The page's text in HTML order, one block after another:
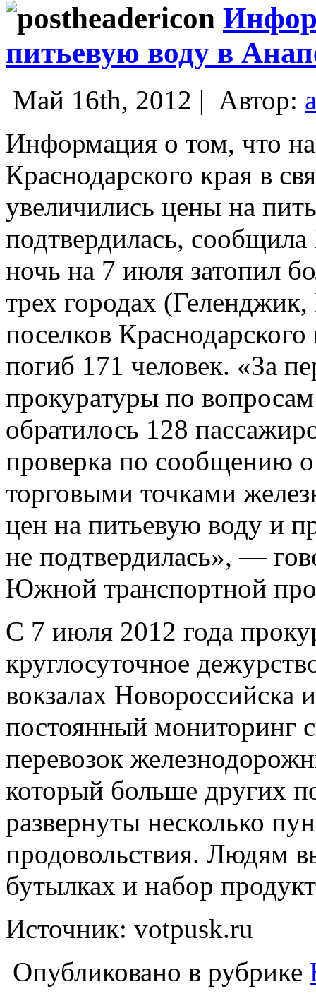
питьевую воду в
Май 16th, 2012 | Автор:
Информация о том, что
Краснодарского края в
увеличились цены на
подтвердилась,
ночь на 7 июля затопил
трех городах
поселков Краснодарского
погиб 171 человек. «За
прокуратуры по вопросам
обратилось 128
проверка по сообщению
торговыми точками
цен на питьевую воду и
не подтвердилась», —
Южной транспортной
С 7 июля 2012 года
круглосуточное
вокзалах Новороссийска
постоянный мониторинг
перевозок
который больше других
развернуты несколько
продовольствия. Людям
бутылках и набор
Источник: votpusk.ru
Опубликовано в рубрике